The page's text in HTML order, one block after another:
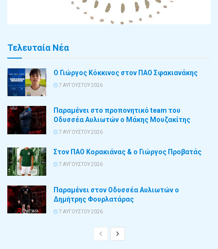
Τελευταία Νέα
Ο Γιώργος Κόκκινος στον ΠΑΟ Σφακιανάκης
7 ΑΥΓΟΎΣΤΟΥ 2026
Παραμένει στο προπονητικό team του
Οδυσσέα Αυλιωτών ο Μάκης Μουζακίτης
7 ΑΥΓΟΎΣΤΟΥ 2026
Στον ΠΑΟ Κορακιάνας & ο Γιώργος Προβατάς
7 ΑΥΓΟΎΣΤΟΥ 2026
Παραμένει στον Οδυσσέα Αυλιωτών ο
Δημήτρης Φουρλατάρας
7 ΑΥΓΟΎΣΤΟΥ 2026